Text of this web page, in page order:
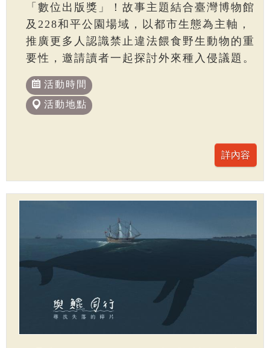
「數位出版獎」！故事主題結合臺灣博物館
及228和平公園場域，以都市生態為主軸，
推廣更多人認識禁止違法餵食野生動物的重
要性，邀請讀者一起探討外來種入侵議題。
活動時間
活動地點